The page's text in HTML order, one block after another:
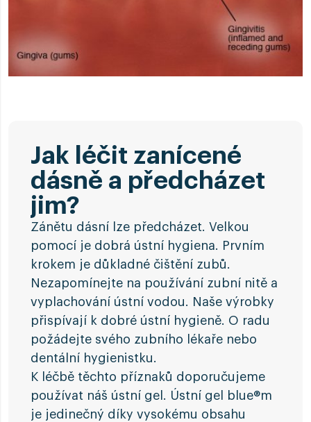
Jak léčit zanícené
dásně a předcházet
jim?
Zánětu dásní lze předcházet. Velkou
pomocí je dobrá ústní hygiena. Prvním
krokem je důkladné čištění zubů.
Nezapomínejte na používání zubní nitě a
vyplachování ústní vodou. Naše výrobky
přispívají k dobré ústní hygieně. O radu
požádejte svého zubního lékaře nebo
dentální hygienistku.
K léčbě těchto příznaků doporučujeme
používat náš ústní gel. Ústní gel blue®m
je jedinečný díky vysokému obsahu